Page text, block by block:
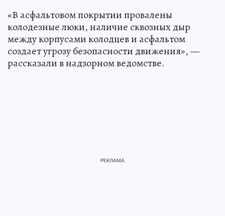
«В асфальтовом покрытии провалены
колодезные люки, наличие сквозных дыр
между корпусами колодцев и асфальтом
создает угрозу безопасности движения», —
рассказали в надзорном ведомстве.